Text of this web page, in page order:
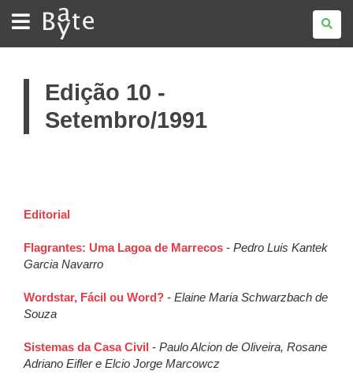
BATE
BYTE
Edição 10 -
Setembro/1991
Editorial
Flagrantes: Uma Lagoa de Marrecos - Pedro Luis Kantek
Garcia Navarro
Wordstar, Fácil ou Word? - Elaine Maria Schwarzbach de
Souza
Sistemas da Casa Civil - Paulo Alcion de Oliveira, Rosane
Adriano Eifler e Elcio Jorge Marcowcz